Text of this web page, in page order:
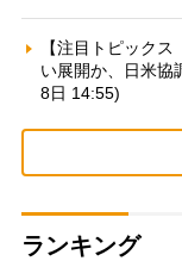
【注目トピック
い展開か、日米協
8日 14:55)
ランキング